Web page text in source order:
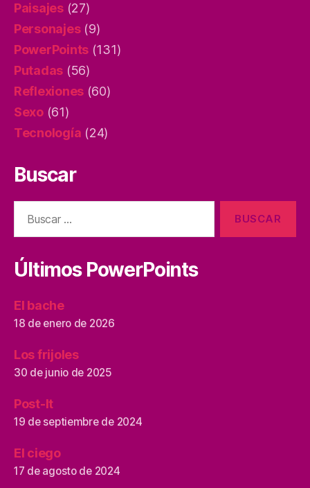
Paisajes(27)
Personajes(9)
PowerPoints (131)
Putadas (56)
Reflexiones (60)
Sexo(61)
Tecnología (24)
Buscar
Últimos PowerPoints
El bache
18 de enero de 2026
Los frijoles
30 de junio de 2025
Post-It
19 de septiembre de 2024
El ciego
17 de agosto de 2024